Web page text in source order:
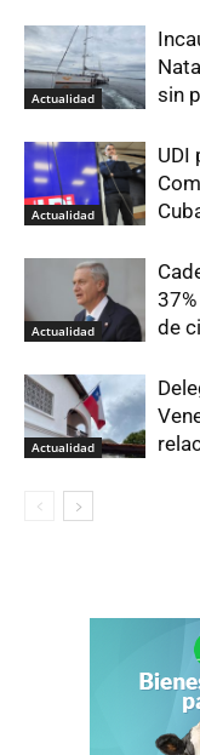
Actualidad
sin
Actualidad
UDI
Actualidad
de
Actualidad